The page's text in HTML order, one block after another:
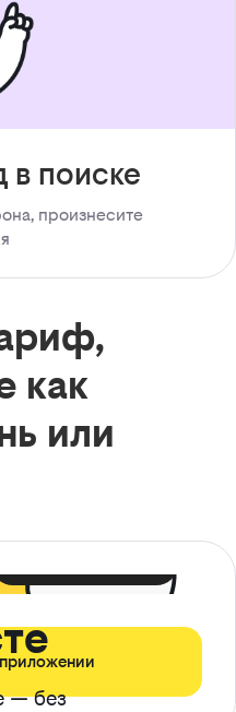
в поиске
произнесите
как
или
— без